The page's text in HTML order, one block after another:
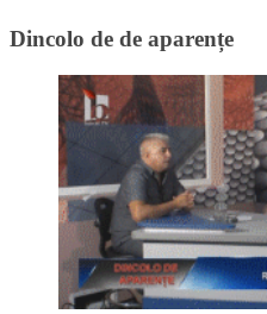
Dincolo de de aparențe